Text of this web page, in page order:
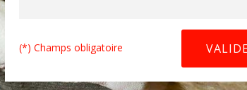
(*) Champs obligatoire